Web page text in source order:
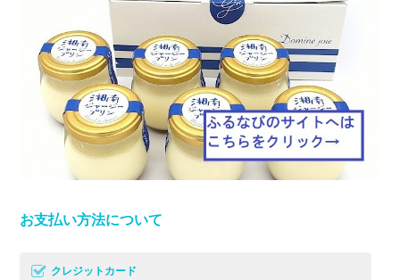
お支払い方法について
クレジットカード